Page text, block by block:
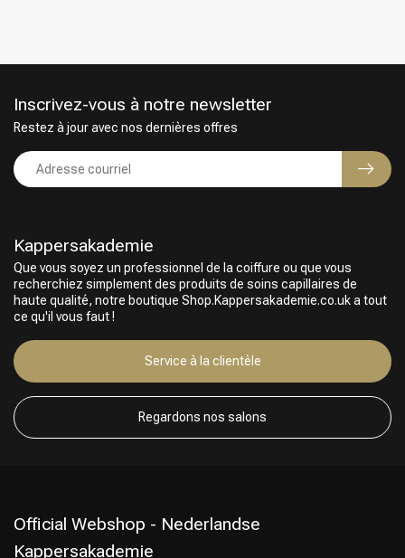
Choix du Coiffeur
Kappersakademie
Que vous soyez un professionnel de la coiffure ou que vous
recherchiez simplement des produits de soins capillaires de
haute qualité, notre boutique Shop.Kappersakademie.co.uk a tout
ce qu'il vous faut !
Service à la clientèle
Regardons nos salons
Inscrivez-vous à notre newsletter
Restez à jour avec nos dernières offres
Official Webshop - Nederlandse
Kappersakademie